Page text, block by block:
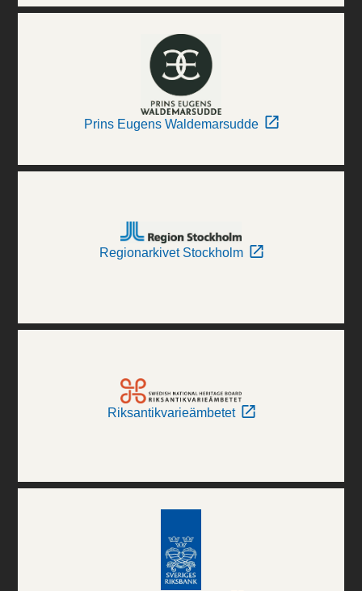
Prins Eugens Waldemarsudde
Regionarkivet Stockholm
Riksantikvarieämbetet